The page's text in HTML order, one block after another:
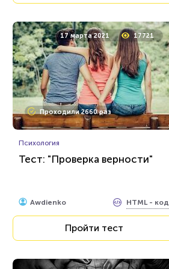
17 марта 2021 17721
Проходили 2660 раз
Психология
Тест: "Проверка верности"
Awdienko HTML - код
Пройти тест